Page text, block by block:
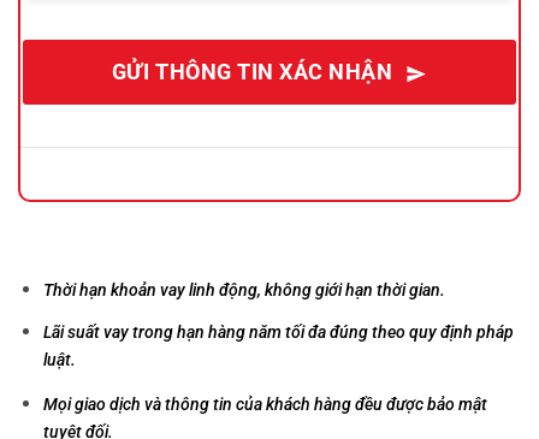
GỬI THÔNG TIN XÁC NHẬN
Thời hạn khoản vay linh động, không giới hạn thời gian.
Lãi suất vay trong hạn hàng năm tối đa đúng theo quy định pháp
luật.
Mọi giao dịch và thông tin của khách hàng đều được bảo mật
tuyệt đối.